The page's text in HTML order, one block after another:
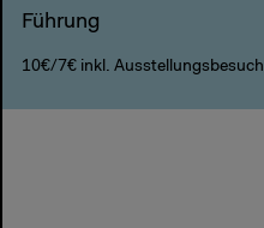
Führung
10€/7€ inkl. Ausstellungsbesuch